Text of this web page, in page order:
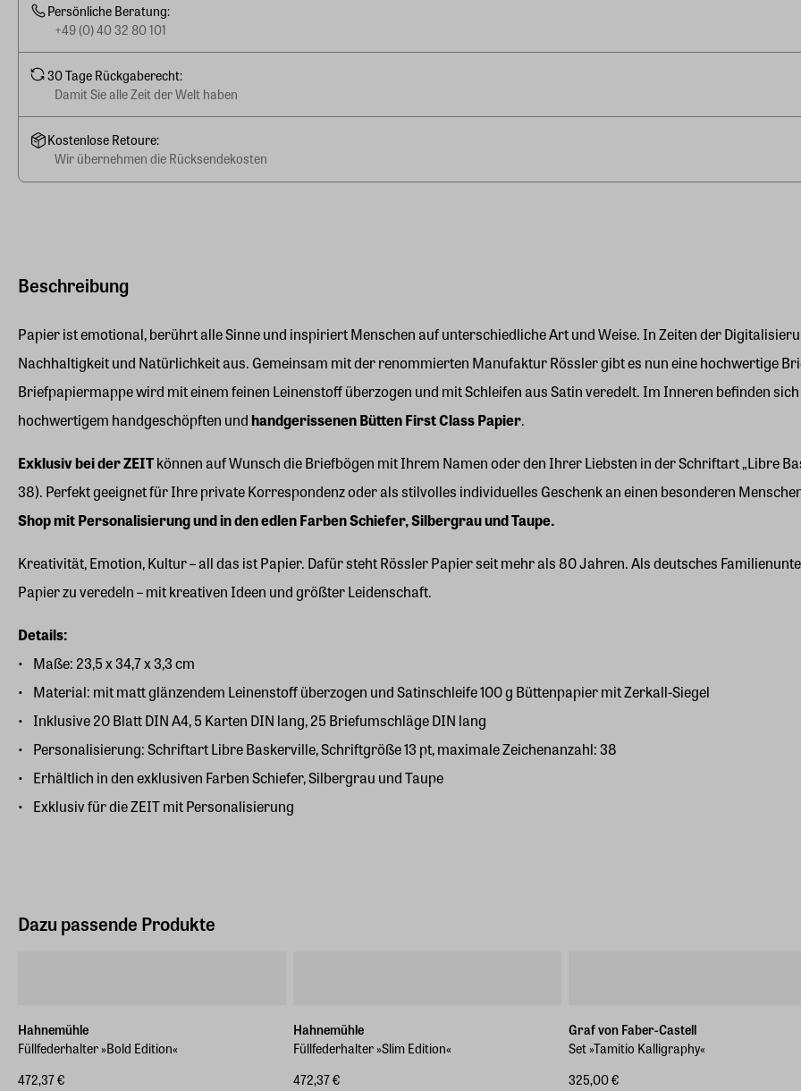
Beschreibung
Papier ist emotional, berührt alle Sinne und inspiriert Menschen auf unterschiedliche Art und Weise. In Zeiten der
Nachhaltigkeit und Natürlichkeit aus. Gemeinsam mit der renommierten Manufaktur Rössler gibt es nun eine hochwertige
Briefpapiermappe wird mit einem feinen Leinenstoff überzogen und mit Schleifen aus Satin veredelt. Im Inneren befinden
hochwertigem handgeschöpften undhandgerissenen Bütten First Class Papier.
Exklusiv bei der ZEITkönnen auf Wunsch die Briefbögen mit Ihrem Namen oder den Ihrer Liebsten in der Schriftart „Libre
38). Perfekt geeignet für Ihre private Korrespondenz oder als stilvolles individuelles Geschenk an einen besonderen
Shop mit Personalisierung und in den edlen Farben Schiefer, Silbergrau und Taupe.
Kreativität, Emotion, Kultur – all das ist Papier. Dafür steht Rössler Papier seit mehr als 80 Jahren. Als deutsches
Papier zu veredeln – mit kreativen Ideen und größter Leidenschaft.
Details:
Maße: 23,5 x 34,7 x 3,3 cm
Material: mit matt glänzendem Leinenstoff überzogen und Satinschleife 100 g Büttenpapier mit Zerkall-Siegel
Inklusive 20 Blatt DIN A4, 5 Karten DIN lang, 25 Briefumschläge DIN lang
Personalisierung: Schriftart Libre Baskerville, Schriftgröße 13 pt, maximale Zeichenanzahl: 38
Erhältlich in den exklusiven Farben Schiefer, Silbergrau und Taupe
Exklusiv für die ZEIT mit Personalisierung
Persönliche Beratung:
+49 (0) 40 32 80 101
30 Tage Rückgaberecht:
Damit Sie alle Zeit der Welt haben
Kostenlose Retoure:
Wir übernehmen die Rücksendekosten
Dazu passende Produkte
Hahnemühle
Füllfederhalter »Bold Edition«
472,37 €
Hahnemühle
Füllfederhalter »Slim Edition«
472,37 €
Graf von Faber-Castell
Set »Tamitio Kalligraphy«
325,00 €